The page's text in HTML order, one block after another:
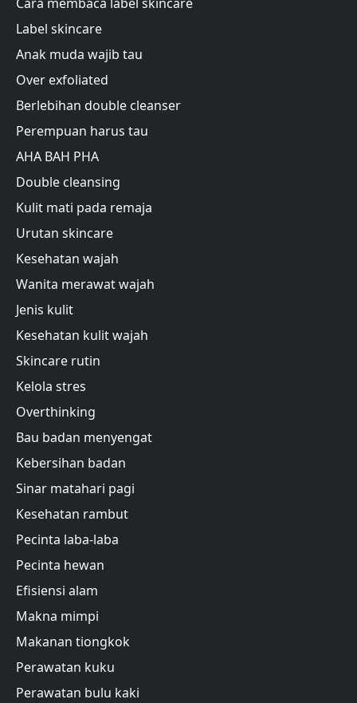
Label skincare
Anak muda wajib tau
Over exfoliated
Berlebihan double cleanser
Perempuan harus tau
AHA BAH PHA
Double cleansing
Kulit mati pada remaja
Urutan skincare
Kesehatan wajah
Wanita merawat wajah
Jenis kulit
Kesehatan kulit wajah
Skincare rutin
Kelola stres
Overthinking
Bau badan menyengat
Kebersihan badan
Sinar matahari pagi
Kesehatan rambut
Pecinta laba-laba
Pecinta hewan
Efisiensi alam
Makna mimpi
Makanan tiongkok
Perawatan kuku
Perawatan bulu kaki